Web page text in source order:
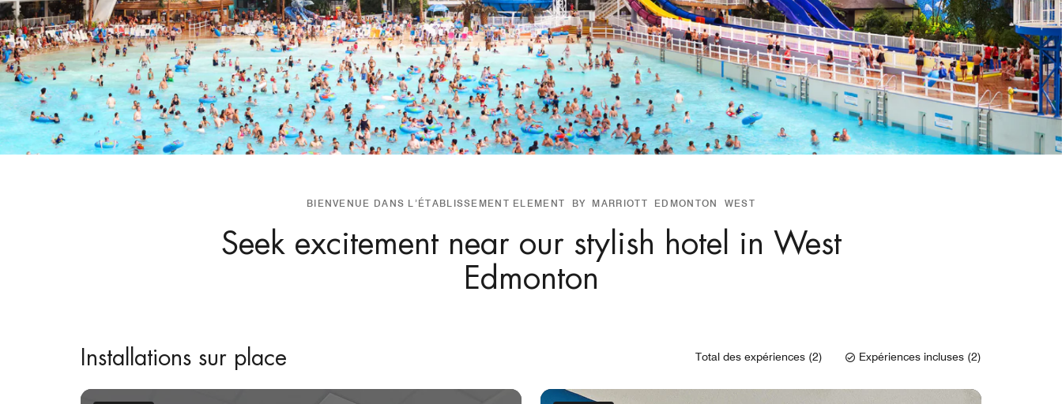
BIENVENUE DANS L’ÉTABLISSEMENT ELEMENT BY MARRIOTT EDMONTON WEST
Seek excitement near our stylish hotel in West
Edmonton
Installations sur place Total des expériences (2) Expériences incluses (2)